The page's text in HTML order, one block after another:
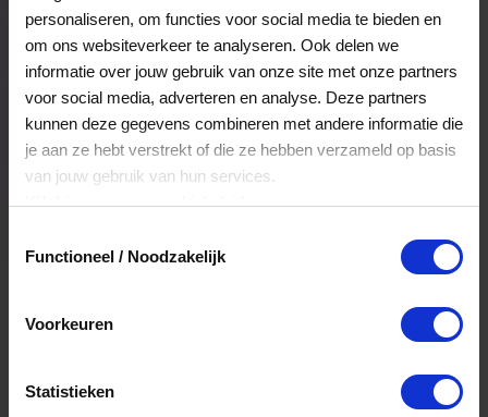
personaliseren, om functies voor social media te bieden en
om ons websiteverkeer te analyseren. Ook delen we
informatie over jouw gebruik van onze site met onze partners
voor social media, adverteren en analyse. Deze partners
kunnen deze gegevens combineren met andere informatie die
je aan ze hebt verstrekt of die ze hebben verzameld op basis
van jouw gebruik van hun services.
Klikhiervoor ons cookiebeleid.
Functioneel / Noodzakelijk
Voorkeuren
Statistieken
verrassend assortiment dat leuk is om cadeau te
geven én om zelf in huis te halen.
Veelgestelde Vragen
Kan ik het saldo in delen besteden?
Ja, je mag het saldo van je VVV
cadeaukaart in delen uitgeven.
Het volledige saldo op de VVV cadeaukaart